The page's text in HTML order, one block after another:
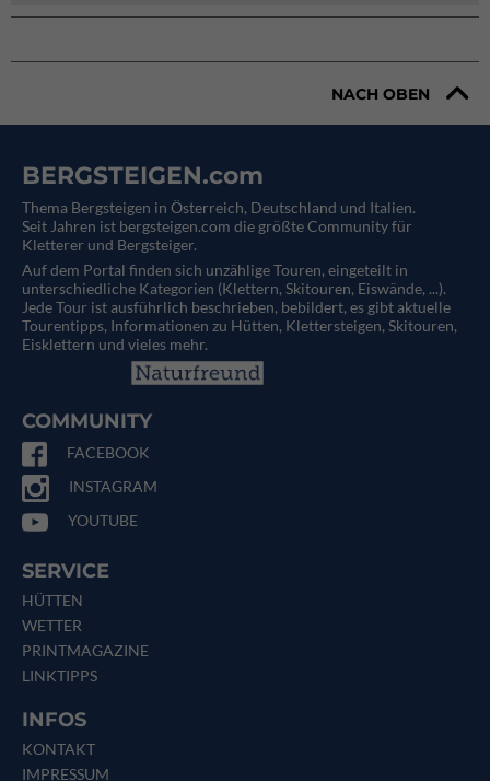
NACH OBEN
BERGSTEIGEN.com
Thema Bergsteigen in Österreich, Deutschland und Italien.
Seit Jahren ist bergsteigen.com die größte Community für
Kletterer und Bergsteiger.
Auf dem Portal finden sich unzählige Touren, eingeteilt in
unterschiedliche Kategorien (Klettern, Skitouren, Eiswände, ...).
Jede Tour ist ausführlich beschrieben, bebildert, es gibt aktuelle
Tourentipps, Informationen zu Hütten, Klettersteigen, Skitouren,
Eisklettern und vieles mehr.
COMMUNITY
FACEBOOK
INSTAGRAM
YOUTUBE
SERVICE
HÜTTEN
WETTER
PRINTMAGAZINE
LINKTIPPS
INFOS
KONTAKT
IMPRESSUM